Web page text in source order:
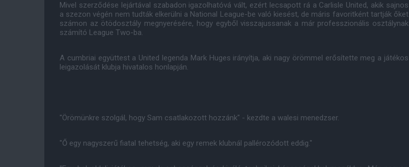
Mivel szerződése lejártával szabadon igazolhatóvá vált, ezért lecsapott rá a Carlisle United, akik sajnos
a szezon végén nem tudták elkerülni a National League-be való kiesést, de máris favoritként tartják őket
számon az ötödosztály megnyerésére, hogy egyből visszajussanak a már professzionális osztálynak
számító League Two-ba.
A cumbriai együttest a United legenda Mark Huges irányítja, aki nagy örömmel erősítette meg a játékos
leigazolását klubja hivatalos honlapján.
"Örömünkre szolgál, hogy Sam csatlakozott hozzánk" - kezdte a walesi menedzser.
"Ő egy nagyszerű fiatal tehetség, aki egy remek klubnál pallérozódott eddig."